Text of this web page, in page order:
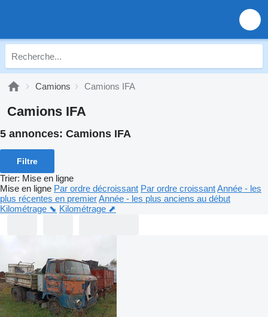
Camions Camions IFA
Camions IFA
5 annonces: Camions IFA
Filtre
Trier: Mise en ligne
Mise en ligne Par ordre décroissant Par ordre croissantAnnée - les
plus récentes en premierAnnée - les plus anciens au début
Kilométrage ⬊ Kilométrage ⬈